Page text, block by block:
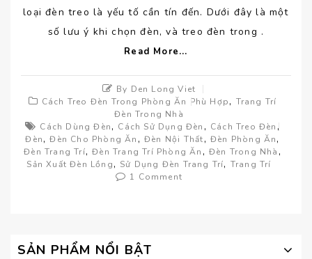
loại đèn treo là yếu tố cần tín đến. Dưới đây là một
số lưu ý khi chọn đèn, và treo đèn trong .
Read More...
By Den Long Viet
Cách Treo Đèn Trong Phòng Ăn Phù Hợp, Trang Trí
Đèn Trong Nhà
Cách Dùng Đèn, Cách Sử Dụng Đèn , Cách Treo Đèn ,
Đèn,Đèn Cho Phòng Ăn ,Đèn Nội Thất, Đèn Phòng Ăn,
Đèn Trang Trí,Đèn Trang Trí Phòng Ăn , Đèn Trong Nhà ,
Sản Xuất Đèn Lồng, Sử Dụng Đèn Trang Trí, Trang Trí
1 Comment
SẢN PHẨM NỔI BẬT